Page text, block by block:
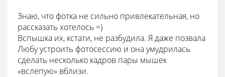
Знаю, что фотка не сильно привлекательная, но
рассказать хотелось =)
Вспышка их, кстати, не разбудила. Я даже позвала
Любу устроить фотосессию и она умудрилась
сделать несколько кадров пары мышек
«вслепую» вблизи.